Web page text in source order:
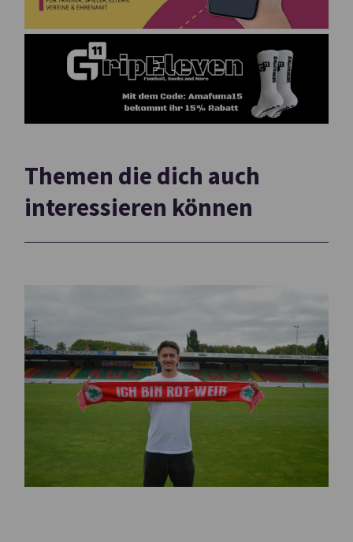
Themen die dich auch
interessieren können